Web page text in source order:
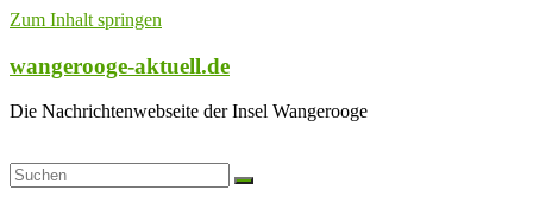
Zum Inhalt springen
wangerooge-aktuell.de
Die Nachrichtenwebseite der Insel Wangerooge